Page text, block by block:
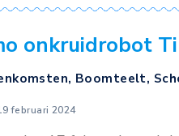
Boomkwekerij Hergo.